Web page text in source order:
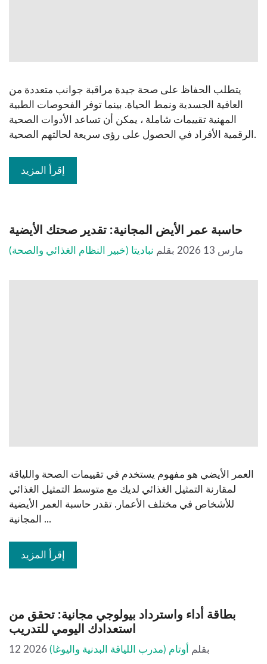
يتطلب الحفاظ على صحة جيدة مراقبة جوانب متعددة من
العافية الجسدية ونمط الحياة. بينما توفر الفحوصات الطبية
المهنية تقييمات شاملة ، يمكن أن تساعد الأدوات الصحية
الرقمية الأفراد في الحصول على رؤى سريعة لحالتهم الصحية.
إقرأ المزيد
حاسبة عمر الأيض المجانية: تقدير صحتك الأيضية
مارس 13 2026 بقلم نباديتا (خبير النظام الغذائي والصحة)
العمر الأيضي هو مفهوم يستخدم في تقييمات الصحة واللياقة
لمقارنة التمثيل الغذائي لديك مع متوسط التمثيل الغذائي
للأشخاص في مختلف الأعمار. تقدر حاسبة العمر الأيضية
المجانية ...
إقرأ المزيد
بطاقة أداء واسترداد بيولوجي مجانية: تحقق من
استعدادك اليومي للتدريب
12 2026 بقلم أوتام (مدرب اللياقة البدنية واليوغا)